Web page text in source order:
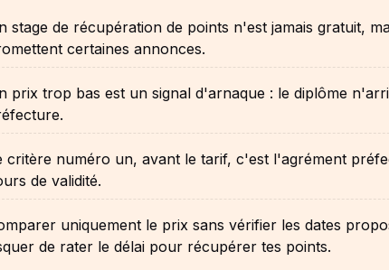
stage de récupération de points n'est jamais gratuit,
certaines annonces.
prix trop bas est un signal d'arnaque : le diplôme
critère numéro un, avant le tarif, c'est l'agrément
de validité.
uniquement le prix sans vérifier les dates
de rater le délai pour récupérer tes points.